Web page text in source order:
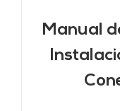
Manual